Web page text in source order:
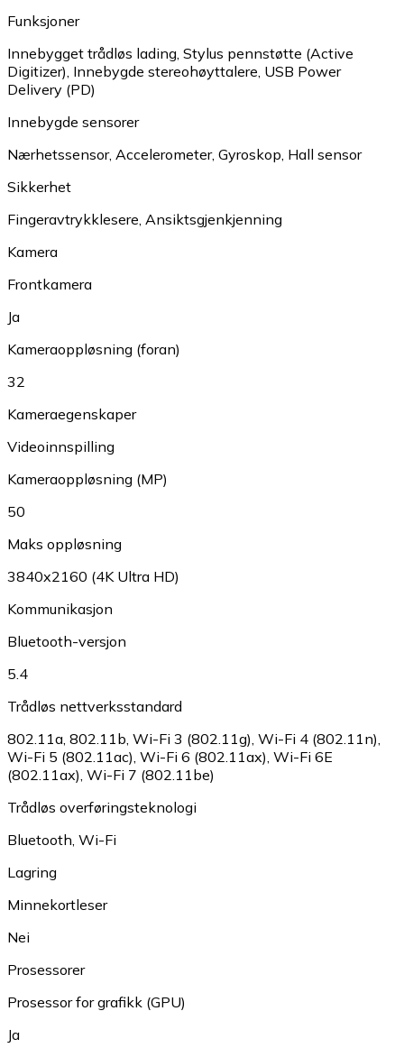
Funksjoner
Innebygget trådløs lading, Stylus pennstøtte (Active
Digitizer), Innebygde stereohøyttalere, USB Power
Delivery (PD)
Innebygde sensorer
Nærhetssensor, Accelerometer, Gyroskop, Hall sensor
Sikkerhet
Fingeravtrykklesere, Ansiktsgjenkjenning
Kamera
Frontkamera
Ja
Kameraoppløsning (foran)
32
Kameraegenskaper
Videoinnspilling
Kameraoppløsning (MP)
50
Maks oppløsning
3840x2160 (4K Ultra HD)
Kommunikasjon
Bluetooth-versjon
5.4
Trådløs nettverksstandard
802.11a, 802.11b, Wi-Fi 3 (802.11g), Wi-Fi 4 (802.11n),
Wi-Fi 5 (802.11ac), Wi-Fi 6 (802.11ax), Wi-Fi 6E
(802.11ax), Wi-Fi 7 (802.11be)
Trådløs overføringsteknologi
Bluetooth, Wi-Fi
Lagring
Minnekortleser
Nei
Prosessorer
Prosessor for grafikk (GPU)
Ja